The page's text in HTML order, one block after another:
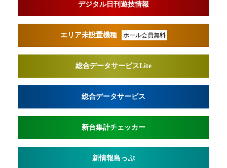
デジタル日刊遊技情報
エリア未設置機種 ホール会員無料
総合データサービスLite
総合データサービス
新台集計チェッカー
新情報島っぷ